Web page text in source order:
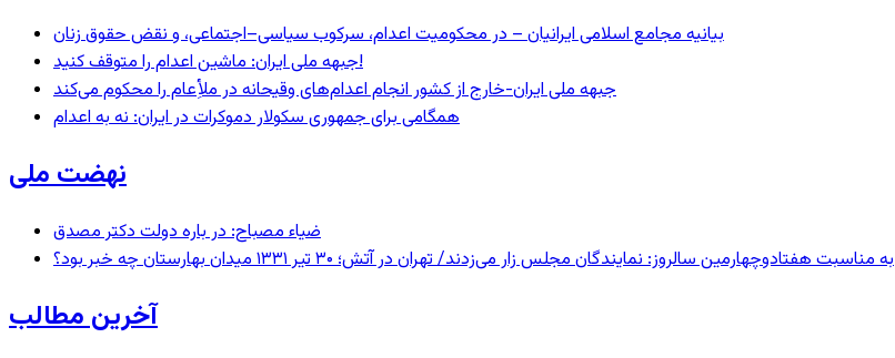
بیانیه مجامع اسلامی ایرانیان – در محکومیت اعدام، سرکوب سیاسی–اجتماعی، و نقض حقوق زنان
جبهه ملی ایران: ماشین اعدام را متوقف کنید!
جبهه ملی ایران-خارج از کشور انجام اعدام‌های وقیحانه در ملأِعام را محکوم می‌کند
همگامی برای جمهوری سکولار دموکرات در ایران: نه به اعدام
نهضت ملی
ضیاء مصباح: در باره دولت دکتر مصدق
به مناسبت هفتادوچهارمین سالروز: نمایندگان مجلس زار می‌زدند/ تهران در آتش؛ ۳۰ تیر ۱۳۳۱ میدان بهارستان چه خبر بود؟
آخرین مطالب